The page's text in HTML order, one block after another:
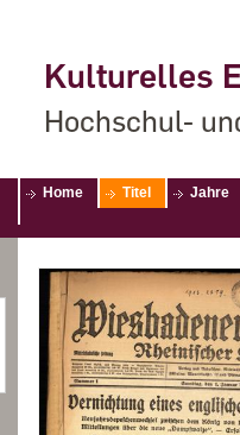
Kulturelles
Hochschul-
Home Titel Jahre